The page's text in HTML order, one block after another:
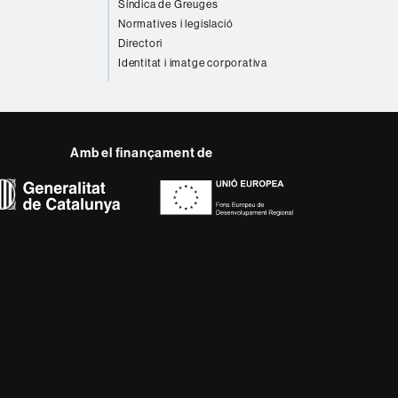
Síndica de Greuges
Normatives i legislació
Directori
Identitat i imatge corporativa
Amb el finançament de
diversificada,
models de l'Europa
innovador de la seva